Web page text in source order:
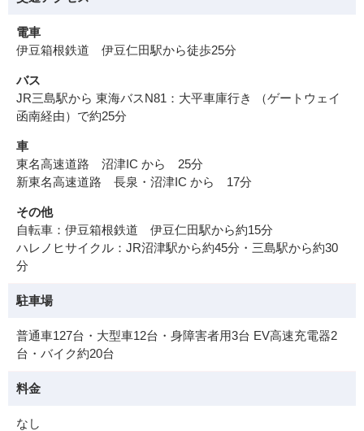
電車
伊豆箱根鉄道 伊豆仁田駅から徒歩25分
バス
JR三島駅から 東海バスN81：大平車庫行き （ゲートウェイ
函南経由）で約25分
車
東名高速道路 沼津IC から 25分
新東名高速道路 長泉・沼津IC から 17分
その他
自転車：伊豆箱根鉄道 伊豆仁田駅から約15分
ハレノヒサイクル：JR沼津駅から約45分・三島駅から約30
分
駐車場
普通車127台・大型車12台・身障害者用3台 EV高速充電器2
台・バイク約20台
料金
なし